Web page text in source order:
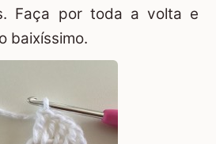
Faça por toda a volta e
baixíssimo.